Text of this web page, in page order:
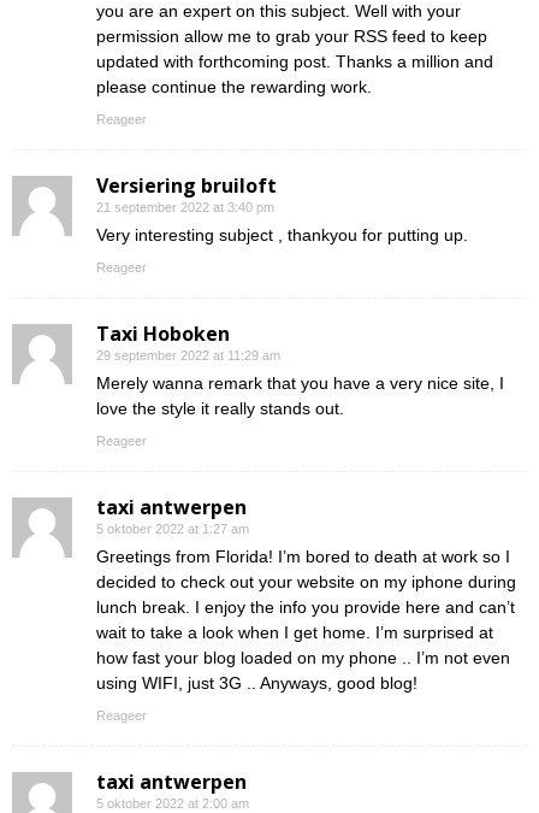
you are an expert on this subject. Well with your
permission allow me to grab your RSS feed to keep
updated with forthcoming post. Thanks a million and
please continue the rewarding work.
Reageer
Versiering bruiloft
21 september 2022 at 3:40 pm
Very interesting subject , thankyou for putting up.
Reageer
Taxi Hoboken
29 september 2022 at 11:29 am
Merely wanna remark that you have a very nice site, I
love the style it really stands out.
Reageer
taxi antwerpen
5 oktober 2022 at 1:27 am
Greetings from Florida! I’m bored to death at work so I
decided to check out your website on my iphone during
lunch break. I enjoy the info you provide here and can’t
wait to take a look when I get home. I’m surprised at
how fast your blog loaded on my phone .. I’m not even
using WIFI, just 3G .. Anyways, good blog!
Reageer
taxi antwerpen
5 oktober 2022 at 2:00 am